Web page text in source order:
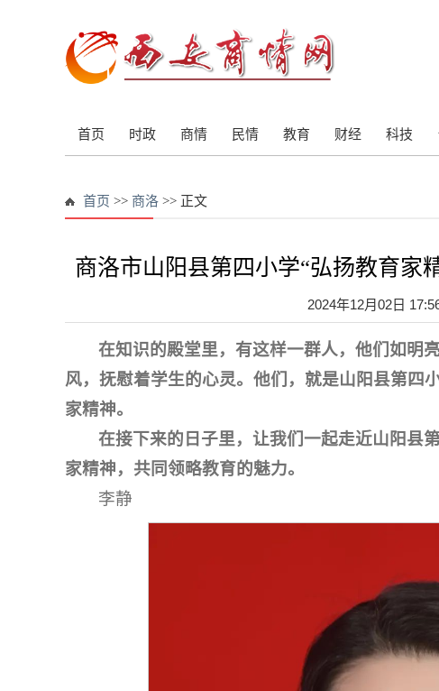
首页 时政 商情 民情 教育 财经 科技
首页 >> 商洛 >> 正文
商洛市山阳县第四小学“弘扬教育家
2024年12月02日
在知识的殿堂里，有这样一群人，他们如明
风，抚慰着学生的心灵。他们，就是山阳县第四
家精神。
在接下来的日子里，让我们一起走近山阳县
家精神，共同领略教育的魅力。
李静